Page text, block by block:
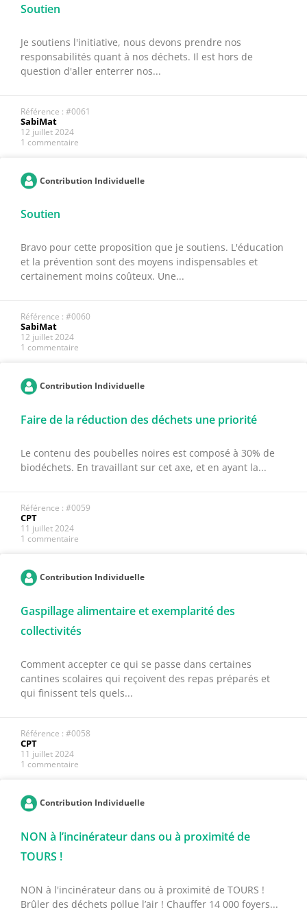
Soutien
Je soutiens l'initiative, nous devons prendre nos
responsabilités quant à nos déchets. Il est hors de
question d'aller enterrer nos...
Référence : #0061
SabiMat
12 juillet 2024
1 commentaire
Contribution Individuelle
Soutien
Bravo pour cette proposition que je soutiens. L'éducation
et la prévention sont des moyens indispensables et
certainement moins coûteux. Une...
Référence : #0060
SabiMat
12 juillet 2024
1 commentaire
Contribution Individuelle
Faire de la réduction des déchets une priorité
Le contenu des poubelles noires est composé à 30% de
biodéchets. En travaillant sur cet axe, et en ayant la...
Référence : #0059
CPT
11 juillet 2024
1 commentaire
Contribution Individuelle
Gaspillage alimentaire et exemplarité des
collectivités
Comment accepter ce qui se passe dans certaines
cantines scolaires qui reçoivent des repas préparés et
qui finissent tels quels...
Référence : #0058
CPT
11 juillet 2024
1 commentaire
Contribution Individuelle
NON à l’incinérateur dans ou à proximité de
TOURS !
NON à l'incinérateur dans ou à proximité de TOURS !
Brûler des déchets pollue l’air ! Chauffer 14 000 foyers...